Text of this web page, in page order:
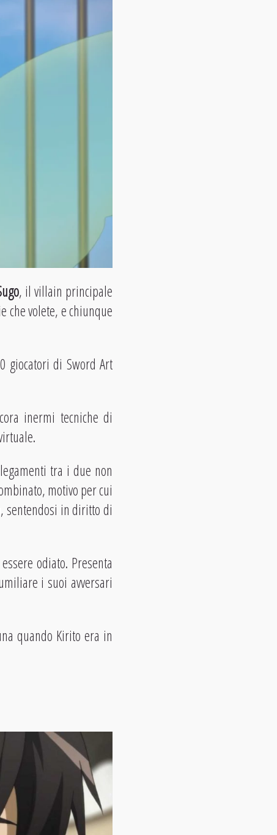
, il villain principale
che volete, e chiunque
giocatori di Sword Art
inermi tecniche di
tra i due non
motivo per cui
sentendosi in diritto di
odiato. Presenta
i suoi avversari
quando Kirito era in